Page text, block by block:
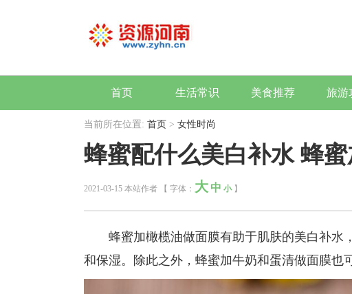
首页 生活常识 美食推荐 旅游
当前所在位置: 首页 > 女性时尚
蜂蜜配什么美白补水 蜂
2021-03-15 本站作者 【 字体： 大 中 小】
蜂蜜加橄榄油做面膜有助于肌肤的美白补水
和保湿。除此之外，蜂蜜加牛奶和蛋清做面膜也